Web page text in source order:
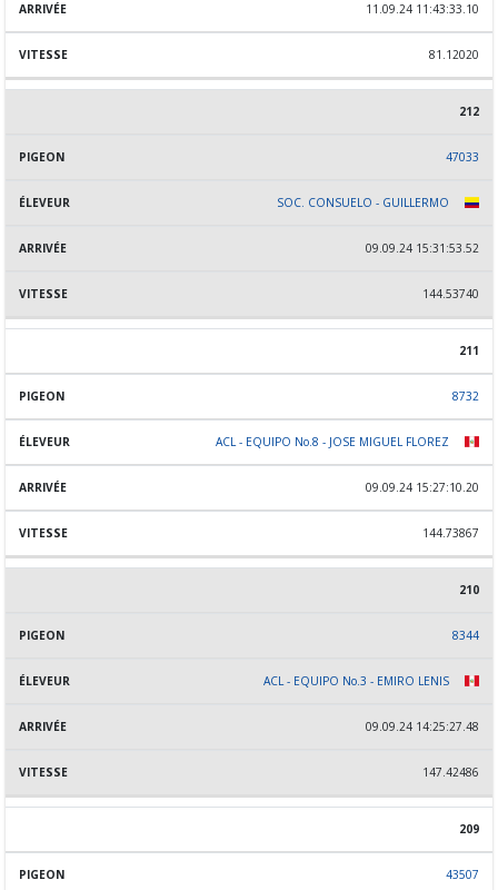
11.09.24 11:43:33.10
81.12020
212
47033
SOC. CONSUELO - GUILLERMO
09.09.24 15:31:53.52
144.53740
211
8732
ACL - EQUIPO No.8 - JOSE MIGUEL FLOREZ
09.09.24 15:27:10.20
144.73867
210
8344
ACL - EQUIPO No.3 - EMIRO LENIS
09.09.24 14:25:27.48
147.42486
209
43507